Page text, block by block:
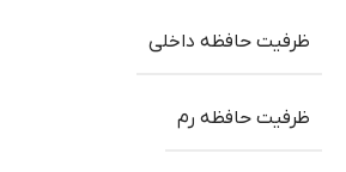
ظرفیت حافظه داخلی
ظرفیت حافظه رم